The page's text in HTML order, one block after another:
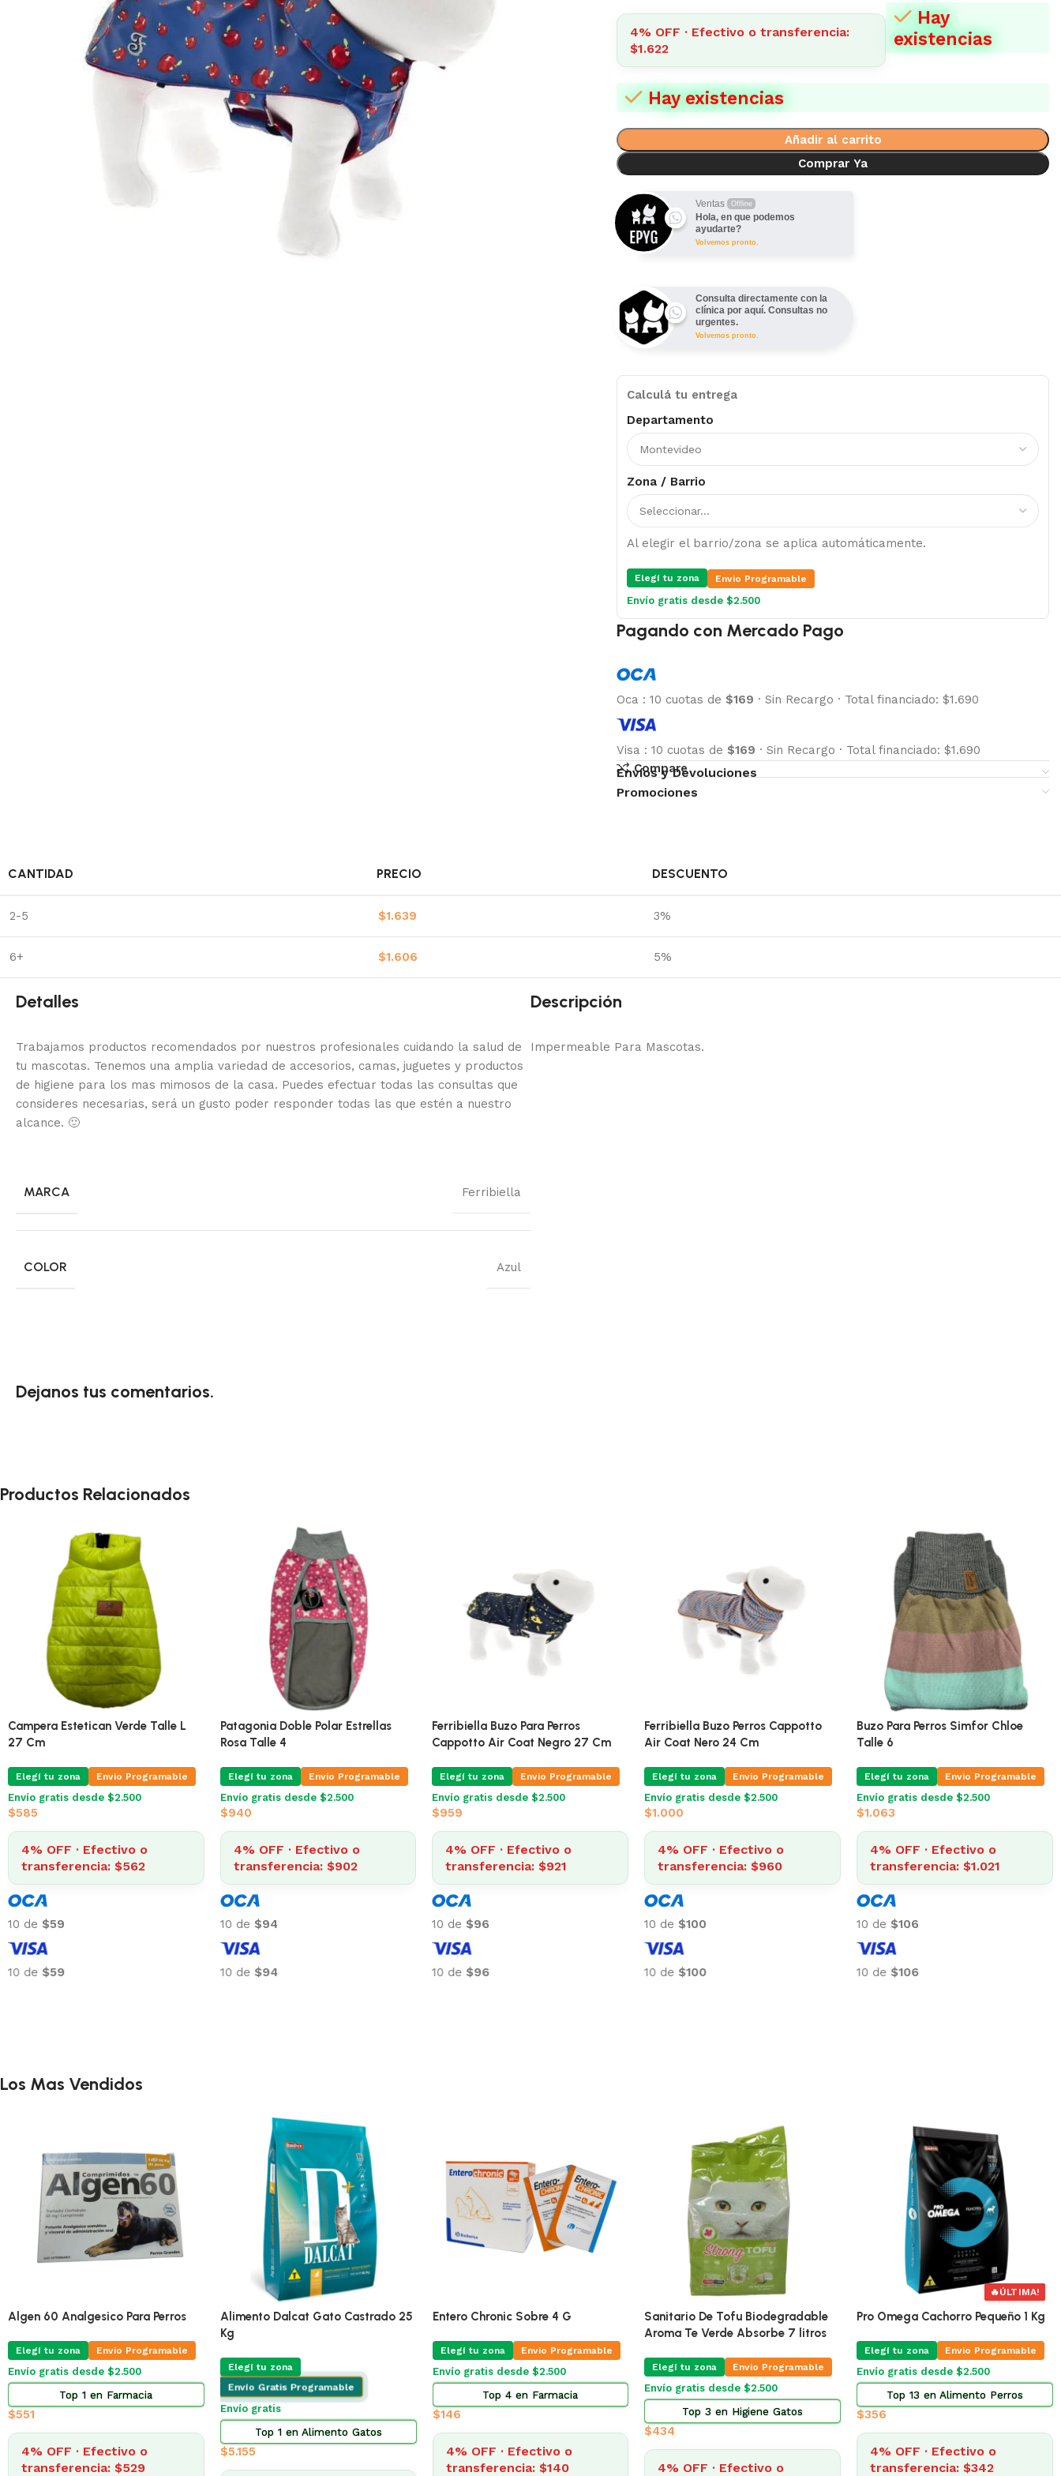
4% OFF · Efectivo o transferencia:
$1.622
Hay
existencias
Hay existencias
Añadir al carrito
Comprar Ya
Ventas Offline
Hola, en que podemos
ayudarte?
Volvemos pronto.
Consulta directamente con la
clínica por aquí. Consultas no
urgentes.
Volvemos pronto.
Calculá tu entrega
Departamento
Zona / Barrio
Al elegir el barrio/zona se aplica automáticamente.
Elegí tu zona Envio Programable
Envío gratis desde $2.500
Pagando con Mercado Pago
Oca : 10 cuotas de $169 · Sin Recargo · Total financiado: $1.690
Visa : 10 cuotas de $169 · Sin Recargo · Total financiado: $1.690
Compare
Envíos y Devoluciones
Promociones
CANTIDAD PRECIO DESCUENTO
2-5 $1.639 3%
6+ $1.606 5%
Detalles
Trabajamos productos recomendados por nuestros profesionales cuidando la salud de
tu mascotas. Tenemos una amplia variedad de accesorios, camas, juguetes y productos
de higiene para los mas mimosos de la casa. Puedes efectuar todas las consultas que
consideres necesarias, será un gusto poder responder todas las que estén a nuestro
alcance. 🙂
MARCA Ferribiella
COLOR Azul
Descripción
Impermeable Para Mascotas.
Dejanos tus comentarios.
Productos Relacionados
Campera Estetican Verde Talle L
27 Cm
Elegí tu zona Envio Programable
Envío gratis desde $2.500
$585
4% OFF · Efectivo o
transferencia: $562
10 de $59
10 de $59
Patagonia Doble Polar Estrellas
Rosa Talle 4
Elegí tu zona Envio Programable
Envío gratis desde $2.500
$940
4% OFF · Efectivo o
transferencia: $902
10 de $94
10 de $94
Ferribiella Buzo Para Perros
Cappotto Air Coat Negro 27 Cm
Elegí tu zona Envio Programable
Envío gratis desde $2.500
$959
4% OFF · Efectivo o
transferencia: $921
10 de $96
10 de $96
Ferribiella Buzo Perros Cappotto
Air Coat Nero 24 Cm
Elegí tu zona Envio Programable
Envío gratis desde $2.500
$1.000
4% OFF · Efectivo o
transferencia: $960
10 de $100
10 de $100
Buzo Para Perros Simfor Chloe
Talle 6
Elegí tu zona Envio Programable
Envío gratis desde $2.500
$1.063
4% OFF · Efectivo o
transferencia: $1.021
10 de $106
10 de $106
Los Mas Vendidos
Algen 60 Analgesico Para Perros
Elegí tu zona Envio Programable
Envío gratis desde $2.500
Top 1 en Farmacia
$551
4% OFF · Efectivo o
transferencia: $529
Alimento Dalcat Gato Castrado 25
Kg
Elegí tu zona
Envío Gratis Programable
Envío gratis
Top 1 en Alimento Gatos
$5.155
Entero Chronic Sobre 4 G
Elegí tu zona Envio Programable
Envío gratis desde $2.500
Top 4 en Farmacia
$146
4% OFF · Efectivo o
transferencia: $140
Sanitario De Tofu Biodegradable
Aroma Te Verde Absorbe 7 litros
Elegí tu zona Envio Programable
Envío gratis desde $2.500
Top 3 en Higiene Gatos
$434
4% OFF · Efectivo o
🔥ÚLTIMA!
Pro Omega Cachorro Pequeño 1 Kg
Elegí tu zona Envio Programable
Envío gratis desde $2.500
Top 13 en Alimento Perros
$356
4% OFF · Efectivo o
transferencia: $342